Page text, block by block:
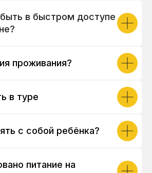
в быстром доступе
проживания?
в туре
с собой ребёнка?
питание на